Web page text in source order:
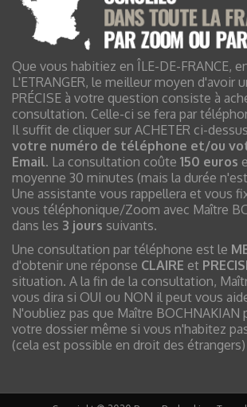
Que vous habitiez en ÎLE-DE-FRANCE,
L'ETRANGER, le meilleur moyen d'avoir
PRÉCISE à votre question consiste à
consultation. Celle-ci se fera par
Il suffit de cliquer sur ACHETER ci-
votre numéro de téléphone et/ou
Email. La consultation coûte 150 euros
moyenne 30 minutes (mais la durée
Une assistante vous rappellera et vous
vous téléphonique/Zoom avec Maître
dans les 3 jours suivants.
Une consultation par téléphone est le
d'obtenir une réponse CLAIRE et
situation. A la fin de la consultation,
vous dira si OUI ou NON il peut vous
N'oubliez pas que Maître BOCHNAKIAN
votre dossier même si vous n'habitez
(cela est possible en droit des étrangers)